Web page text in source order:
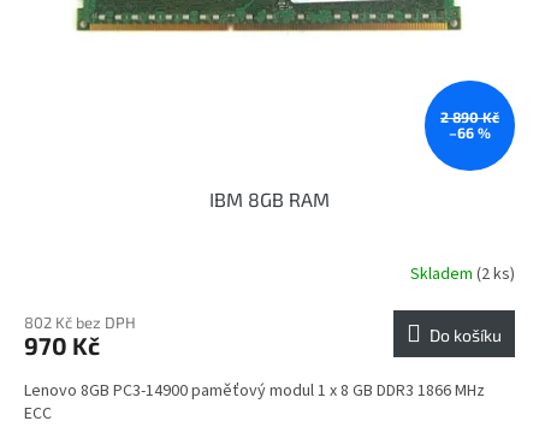
2 890 Kč
–66 %
IBM 8GB RAM
Skladem (2 ks)
802 Kč bez DPH
970 Kč Do košíku
Lenovo 8GB PC3-14900 paměťový modul 1 x 8 GB DDR3 1866 MHz
ECC